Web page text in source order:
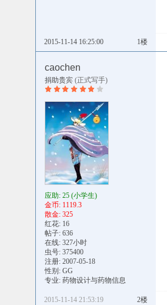
1楼
2015-11-14 16:25:00
caochen
捐助贵宾(正式写手)
应助: 25 (小学生)
金币: 1119.3
散金: 325
红花: 16
帖子: 636
在线: 327小时
虫号: 375400
注册: 2007-05-18
性别: GG
专业: 药物设计与药物信息
2楼
2015-11-14 21:53:19